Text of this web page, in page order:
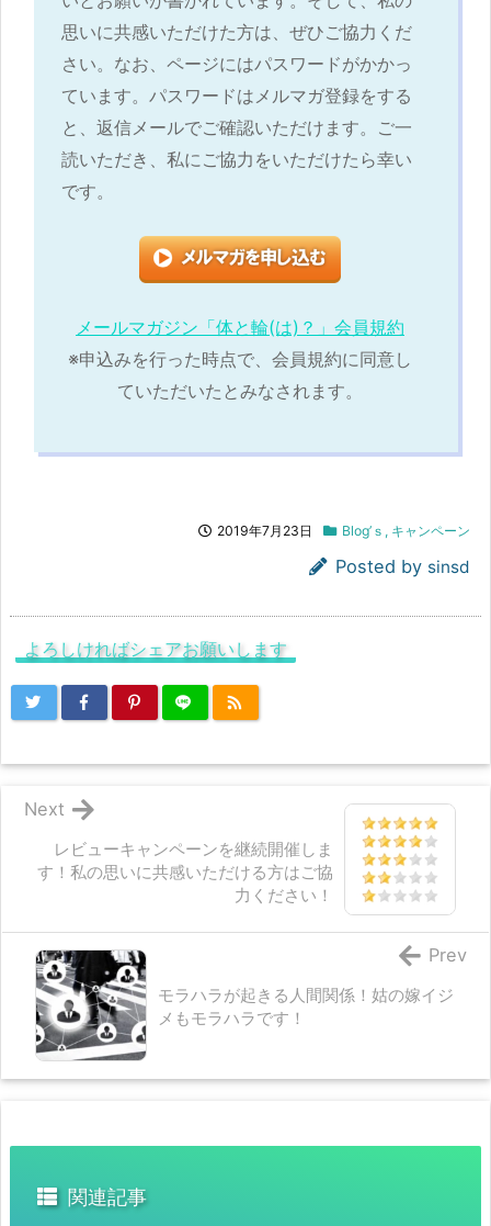
思いに共感いただけた方は、ぜひご協力くだ
さい。なお、ページにはパスワードがかかっ
ています。パスワードはメルマガ登録をする
と、返信メールでご確認いただけます。ご一
読いただき、私にご協力をいただけたら幸い
です。
メールマガジン「体と輪(は)？」会員規約
※申込みを行った時点で、会員規約に同意し
ていただいたとみなされます。
2019年7月23日 Blog’ｓ , キャンペーン
Posted by sinsd
よろしければシェアお願いします
レビューキャンペーンを継続開催しま
す！私の思いに共感いただける方はご協
力ください！
Next
モラハラが起きる人間関係！姑の嫁イジ
メもモラハラです！
Prev
関連記事